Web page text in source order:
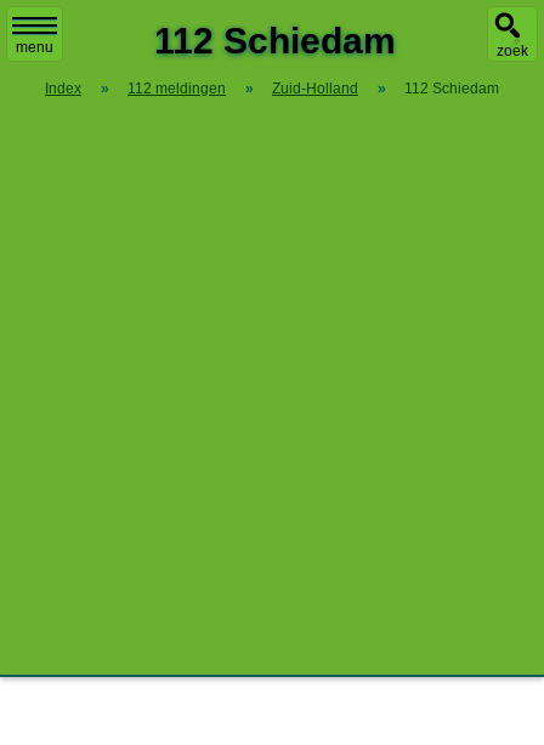
menu zoek
112 Schiedam
Index » 112 meldingen » Zuid-Holland » 112 Schiedam